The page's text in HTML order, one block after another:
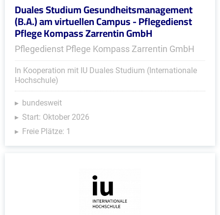
Duales Studium Gesundheitsmanagement
(B.A.) am virtuellen Campus - Pflegedienst
Pflege Kompass Zarrentin GmbH
Pflegedienst Pflege Kompass Zarrentin GmbH
In Kooperation mit IU Duales Studium (Internationale
Hochschule)
bundesweit
Start: Oktober 2026
Freie Plätze: 1